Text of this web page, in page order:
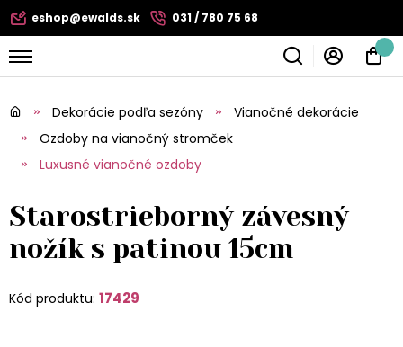
eshop@ewalds.sk 031 / 780 75 68
Dekorácie podľa sezóny
Vianočné dekorácie
Ozdoby na vianočný stromček
Luxusné vianočné ozdoby
Starostrieborný závesný
nožík s patinou 15cm
Kód produktu: 17429